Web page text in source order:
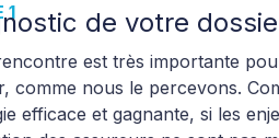
1 de votre
est très importante
comme nous le percevons.
efficace et gagnante, si les